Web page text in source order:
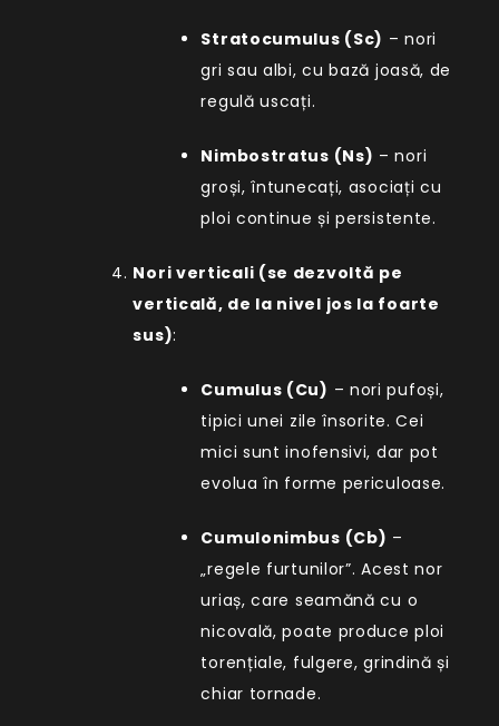
Stratocumulus (Sc) – nori
gri sau albi, cu bază joasă, de
regulă uscați.
Nimbostratus (Ns) – nori
groși, întunecați, asociați cu
ploi continue și persistente.
Nori verticali (se dezvoltă pe
verticală, de la nivel jos la foarte
sus):
Cumulus (Cu) – nori pufoși,
tipici unei zile însorite. Cei
mici sunt inofensivi, dar pot
evolua în forme periculoase.
Cumulonimbus (Cb) –
„regele furtunilor”. Acest nor
uriaș, care seamănă cu o
nicovală, poate produce ploi
torențiale, fulgere, grindină și
chiar tornade.